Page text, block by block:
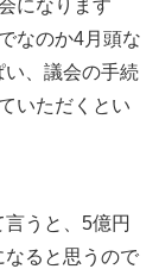
になります
なのか4月頭な
、議会の手続
いただくとい
うと、5億円
なると思うので